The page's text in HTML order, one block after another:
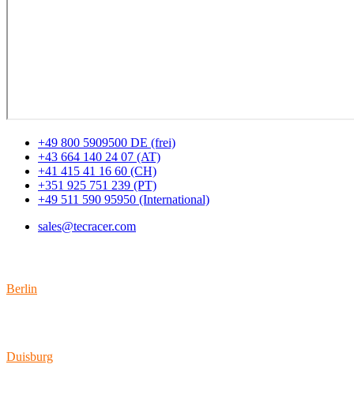
+49 800 5909500 DE (frei)
+43 664 140 24 07 (AT)
+41 415 41 16 60 (CH)
+351 925 751 239 (PT)
+49 511 590 95950 (International)
sales@tecracer.com
Berlin
Duisburg